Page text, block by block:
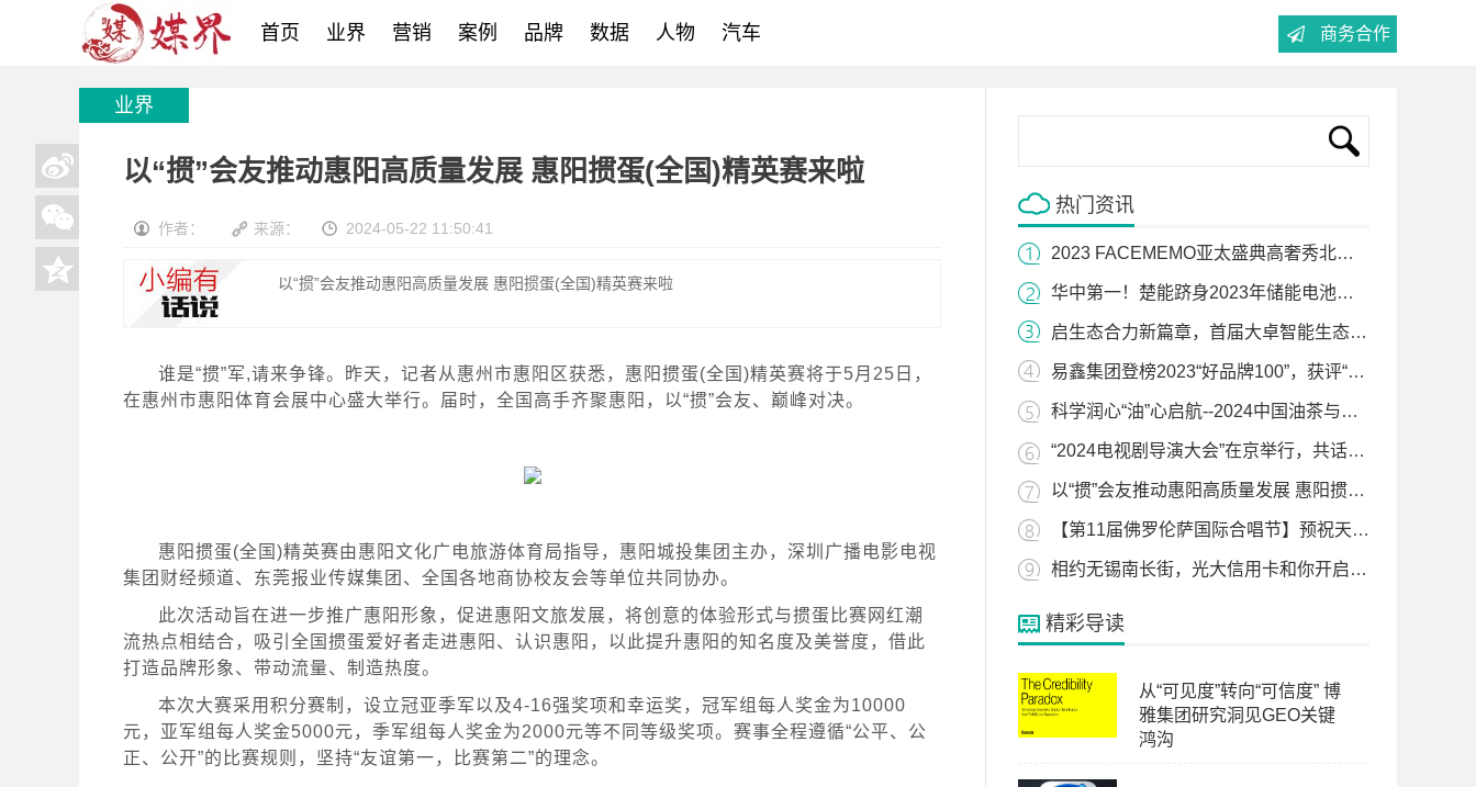
首页 业界 营销 案例 品牌 数据 人物 汽车 商务合作
业界
以“掼”会友推动惠阳高质量发展 惠阳掼蛋(全国)精英赛来啦
作者： 来源： 2024-05-22 11:50:41
以“掼”会友推动惠阳高质量发展 惠阳掼蛋(全国)精英赛来啦
谁是“掼”军,请来争锋。昨天，记者从惠州市惠阳区获悉，惠阳掼蛋(全国)精英赛将于5月25日，
在惠州市惠阳体育会展中心盛大举行。届时，全国高手齐聚惠阳，以“掼”会友、巅峰对决。
惠阳掼蛋(全国)精英赛由惠阳文化广电旅游体育局指导，惠阳城投集团主办，深圳广播电影电视
集团财经频道、东莞报业传媒集团、全国各地商协校友会等单位共同协办。
此次活动旨在进一步推广惠阳形象，促进惠阳文旅发展，将创意的体验形式与掼蛋比赛网红潮
流热点相结合，吸引全国掼蛋爱好者走进惠阳、认识惠阳，以此提升惠阳的知名度及美誉度，借此
打造品牌形象、带动流量、制造热度。
本次大赛采用积分赛制，设立冠亚季军以及4-16强奖项和幸运奖，冠军组每人奖金为10000
元，亚军组每人奖金5000元，季军组每人奖金为2000元等不同等级奖项。赛事全程遵循“公平、公
正、公开”的比赛规则，坚持“友谊第一，比赛第二”的理念。
热门资讯
2023 FACEMEMO亚太盛典高奢秀北京站圆满收官——辉煌绽放的时尚盛宴
华中第一！楚能跻身2023年储能电池签约采购规模TOP10
启生态合力新篇章，首届大卓智能生态日暨2024卓界大会成功举办
易鑫集团登榜2023“好品牌100”，获评“汽车金融行业主榜品牌”
科学润心“油”心启航--2024中国油茶与科学营养峰会在沪举行
“2024电视剧导演大会”在京举行，共话“守正创新，致敬时代”
以“掼”会友推动惠阳高质量发展 惠阳掼蛋(全国)精英赛来啦
【第11届佛罗伦萨国际合唱节】预祝天使少年斩获佳绩，为国争光！
相约无锡南长街，光大信用卡和你开启美食之旅！
精彩导读
从“可见度”转向“可信度” 博
雅集团研究洞见GEO关键
鸿沟